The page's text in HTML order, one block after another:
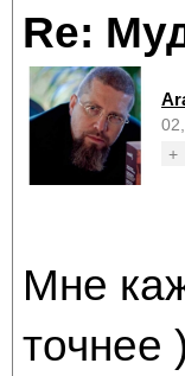
Re:
+
Мне
точнее )